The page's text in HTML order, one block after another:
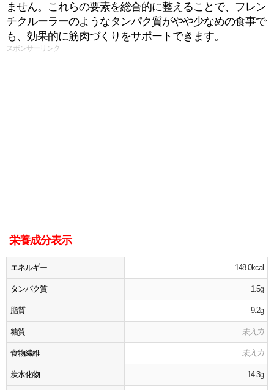
ません。これらの要素を総合的に整えることで、フレン
チクルーラーのようなタンパク質がやや少なめの食事で
も、効果的に筋肉づくりをサポートできます。
スポンサーリンク
栄養成分表示
エネルギー 148.0kcal
タンパク質 1.5g
脂質 9.2g
糖質 未入力
食物繊維 未入力
炭水化物 14.3g